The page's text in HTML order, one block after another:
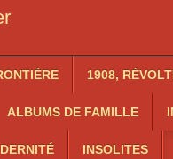
1908,
ALBUMS DE FAMILLE
INSOLITES